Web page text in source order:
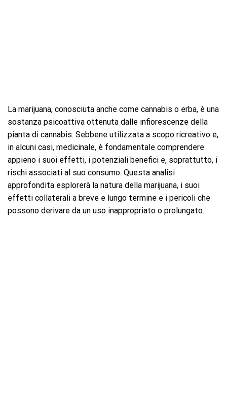
La marijuana, conosciuta anche come cannabis o erba, è una
sostanza psicoattiva ottenuta dalle infiorescenze della
pianta di cannabis. Sebbene utilizzata a scopo ricreativo e,
in alcuni casi, medicinale, è fondamentale comprendere
appieno i suoi effetti, i potenziali benefici e, soprattutto, i
rischi associati al suo consumo. Questa analisi
approfondita esplorerà la natura della marijuana, i suoi
effetti collaterali a breve e lungo termine e i pericoli che
possono derivare da un uso inappropriato o prolungato.